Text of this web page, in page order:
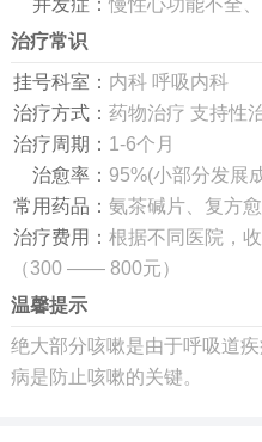
并发症： 慢性心功能不全
治疗常识
挂号科室： 内科 呼吸内科
治疗方式： 药物治疗 支持性
治疗周期： 1-6个月
治愈率： 95%(小部分发展
常用药品： 氨茶碱片、复方
治疗费用： 根据不同医院，
（300 —— 800元）
温馨提示
绝大部分咳嗽是由于呼吸道
病是防止咳嗽的关键。